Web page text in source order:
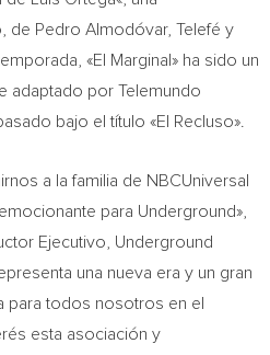
de Pedro Almodóvar, Telefé y
«El Marginal» ha sido un
adaptado por Telemundo
bajo el título «El Recluso».
a la familia de NBCUniversal
para Underground»,
Ejecutivo, Underground
una nueva era y un gran
para todos nosotros en el
esta asociación y